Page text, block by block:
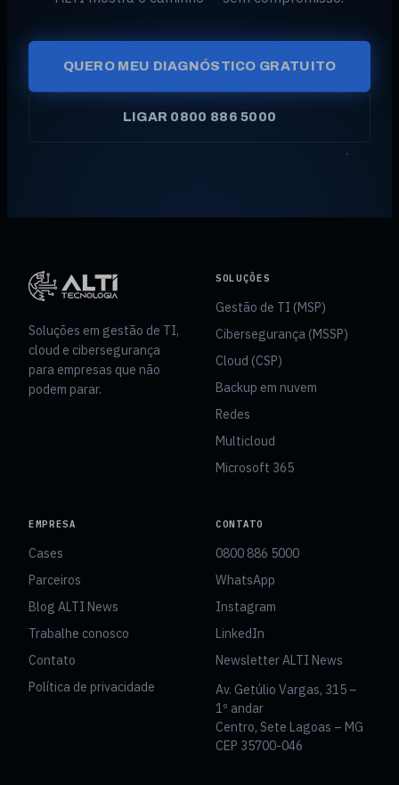
QUERO MEU DIAGNÓSTICO GRATUITO
LIGAR 0800 886 5000
Soluções em gestão de TI,
cloud e cibersegurança
para empresas que não
podem parar.
SOLUÇÕES
Gestão de TI (MSP)
Cibersegurança (MSSP)
Cloud (CSP)
Backup em nuvem
Redes
Multicloud
Microsoft 365
EMPRESA
Cases
Parceiros
Blog ALTI News
Trabalhe conosco
Contato
Política de privacidade
CONTATO
0800 886 5000
WhatsApp
Instagram
LinkedIn
Newsletter ALTI News
Av. Getúlio Vargas, 315 –
1º andar
Centro, Sete Lagoas – MG
CEP 35700-046